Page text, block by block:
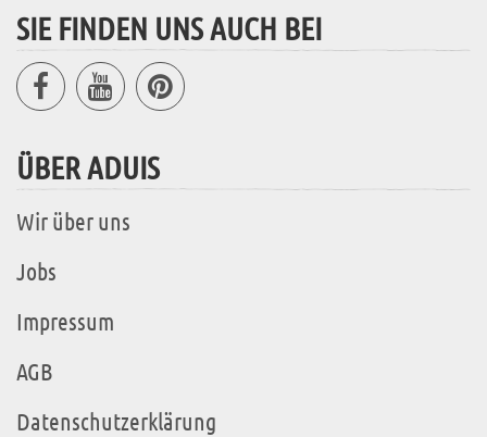
SIE FINDEN UNS AUCH BEI
ÜBER ADUIS
Wir über uns
Jobs
Impressum
AGB
Datenschutzerklärung